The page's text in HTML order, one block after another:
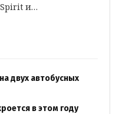
Spirit и…
двух автобусных
в этом году